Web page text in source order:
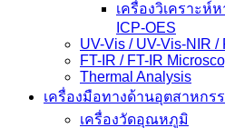
เครื่องวิเคราะห์
ICP-OES
UV-Vis / UV-Vis-NIR /
FT-IR / FT-IR
Thermal Analysis
เครื่องมือทางด้านอุตสาหกร
เครื่องวัดอุณหภูมิ